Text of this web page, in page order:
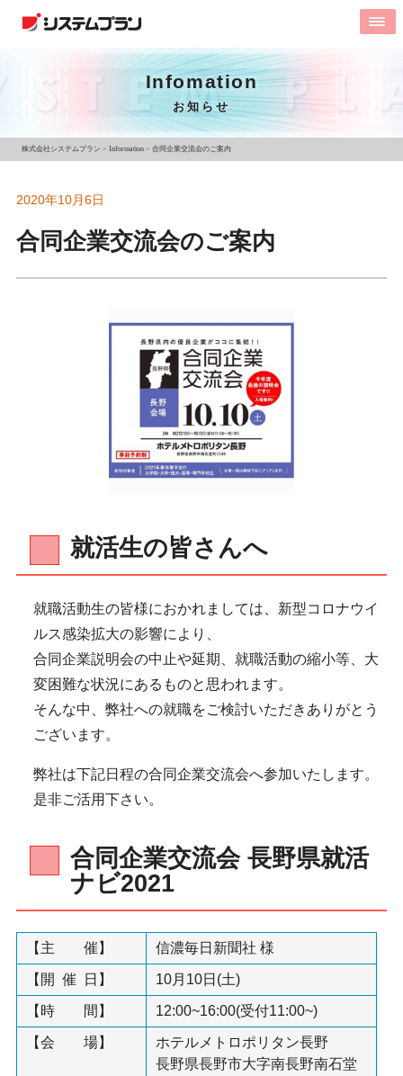
Infomation
お知らせ
株式会社システムプラン >Information >合同企業交流会のご案内
2020年10月6日
合同企業交流会のご案内
就活生の皆さんへ
就職活動生の皆様におかれましては、新型コロナウイ
ルス感染拡大の影響により、
合同企業説明会の中止や延期、就職活動の縮小等、大
変困難な状況にあるものと思われます。
そんな中、弊社への就職をご検討いただきありがとう
ございます。
弊社は下記日程の合同企業交流会へ参加いたします。
是非ご活用下さい。
合同企業交流会 長野県就活
ナビ2021
【主 催】 信濃毎日新聞社 様
【開 催 日】 10月10日(土)
【時 間】 12:00~16:00(受付11:00~)
【会 場】
ホテルメトロポリタン長野
長野県長野市大字南長野南石堂